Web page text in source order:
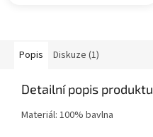
Popis Diskuze (1)
Detailní popis produktu
Materiál: 100% bavlna